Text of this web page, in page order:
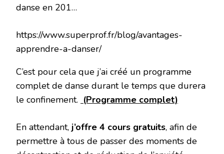
danse en 201…
https://www.superprof.fr/blog/avantages-
apprendre-a-danser/
C’est pour cela que j’ai créé un programme
complet de danse durant le temps que durera
le confinement. (Programme complet)
En attendant, j’offre 4 cours gratuits, afin de
permettre à tous de passer des moments de